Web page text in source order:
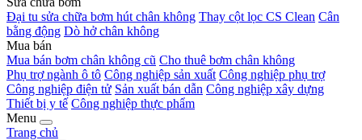
Đại tu sửa chữa bơm hút chân không Thay cột lọc CS Clean Cân
bằng động Dò hở chân không
Mua bán
Mua bán bơm chân không cũ Cho thuê bơm chân không
Phụ trợ ngành ô tô Công nghiệp sản xuất Công nghiệp phụ trợ
Công nghiệp điện tử Sản xuất bán dẫn Công nghiệp xây dựng
Thiết bị y tế Công nghiệp thực phẩm
Menu
Trang chủ